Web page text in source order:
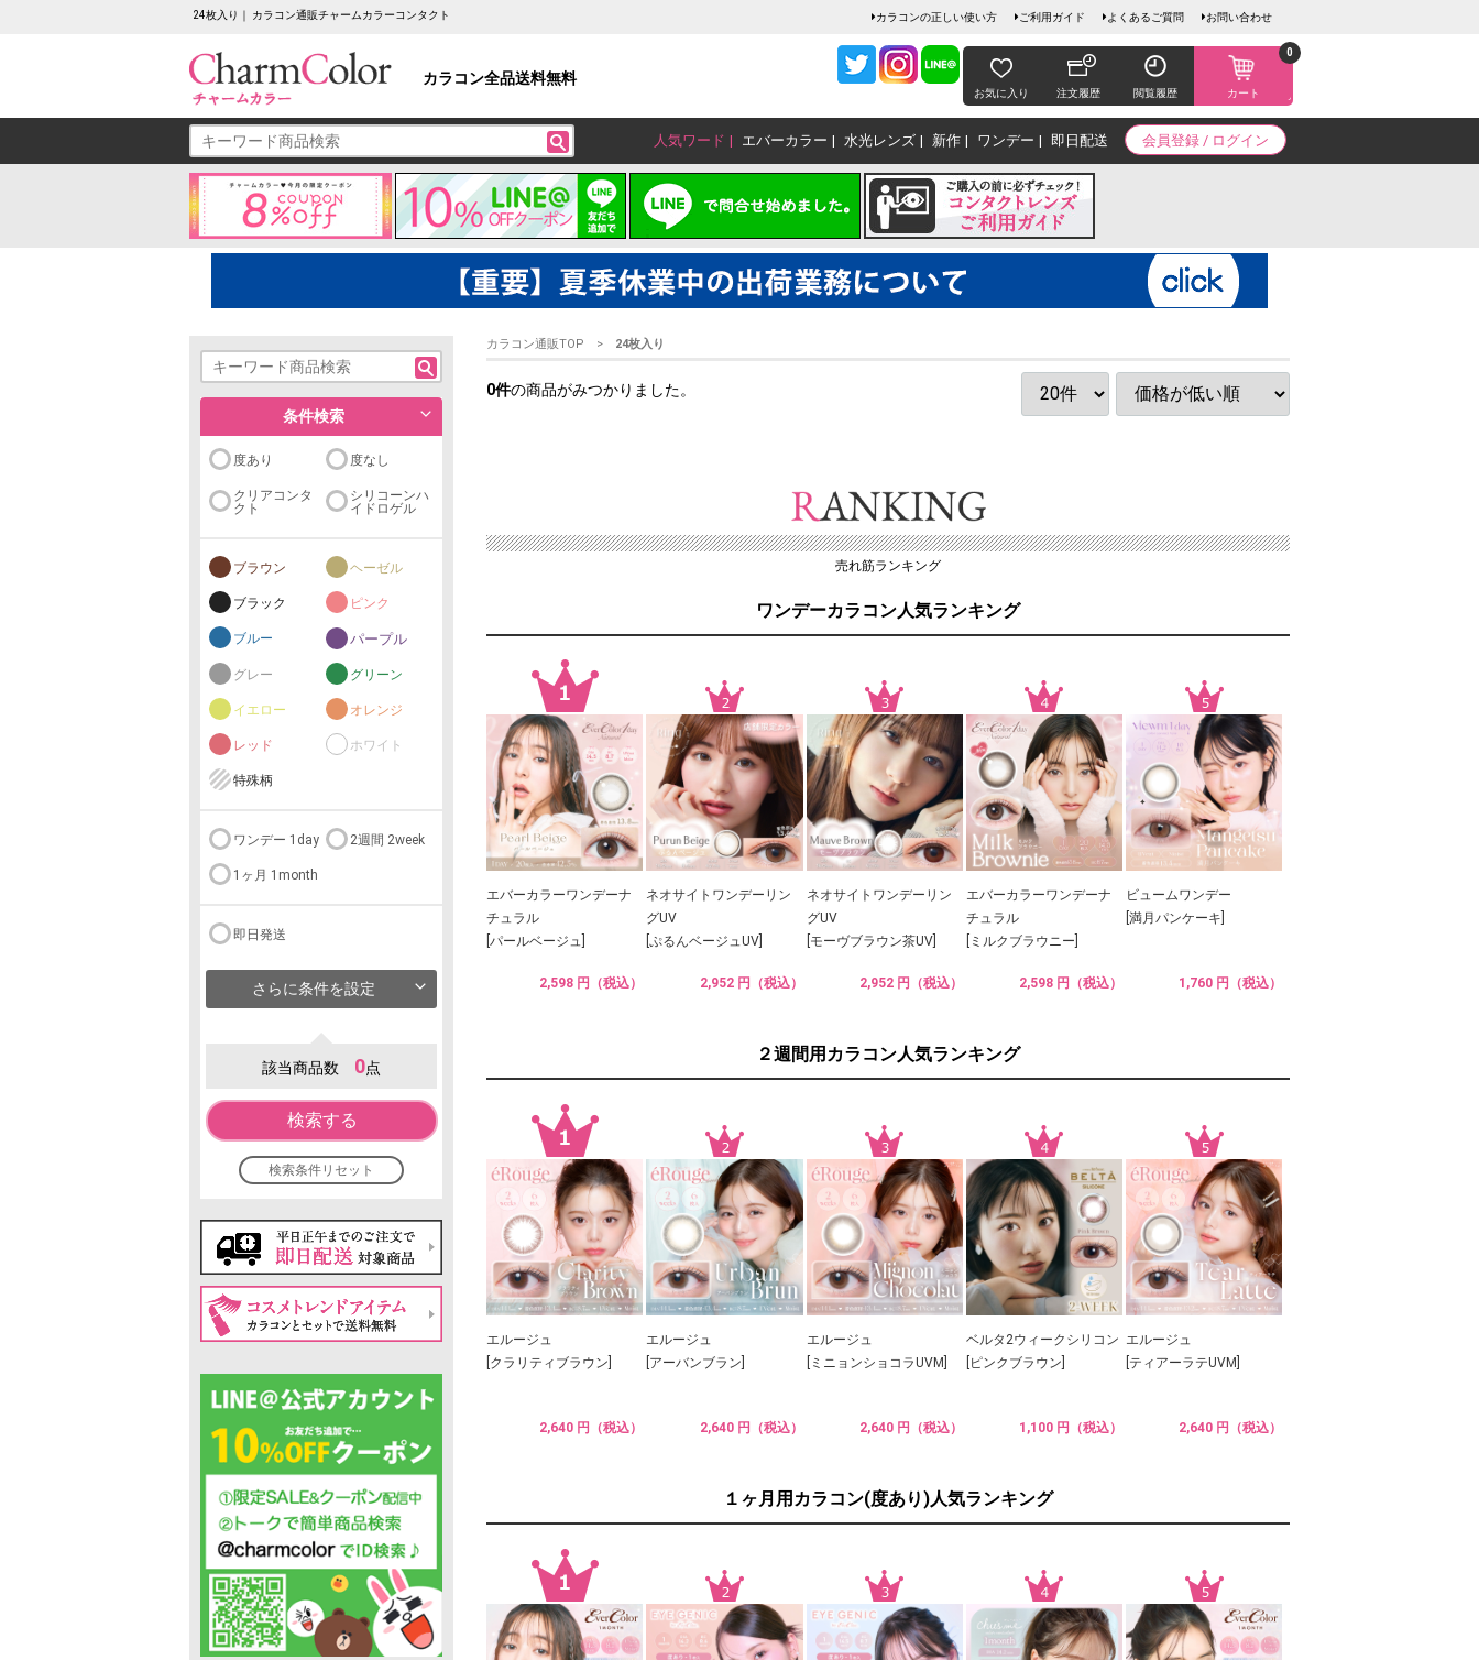
24枚入り｜ カラコン通販チャームカラーコンタクト カラコンの正しい使い方 ご利用ガイド よくあるご質問 お問い合わせ
カラコン全品送料無料
お気に入り 注文履歴 閲覧履歴 カート
0
会員登録 / ログイン
人気ワード エバーカラー 水光レンズ 新作 ワンデー 即日配送
条件検索
度あり 度なし
クリアコンタ
クト
シリコーンハ
イドロゲル
ブラウン ヘーゼル
ブラック ピンク
ブルー パープル
グレー グリーン
イエロー オレンジ
レッド ホワイト
特殊柄
ワンデー 1day 2週間 2week
1ヶ月 1month
即日発送
さらに条件を設定
該当商品数 0点
検索する
検索条件リセット
カラコン通販TOP 24枚入り
0件の商品がみつかりました。
売れ筋ランキング
ワンデーカラコン人気ランキング
エバーカラーワンデーナ
チュラル
[パールベージュ]
2,598 円（税込）
ネオサイトワンデーリン
グUV
[ぷるんベージュUV]
2,952 円（税込）
ネオサイトワンデーリン
グUV
[モーヴブラウン茶UV]
2,952 円（税込）
エバーカラーワンデーナ
チュラル
[ミルクブラウニー]
2,598 円（税込）
ビュームワンデー
[満月パンケーキ]
1,760 円（税込）
２週間用カラコン人気ランキング
エルージュ
[クラリティブラウン]
2,640 円（税込）
エルージュ
[アーバンブラン]
2,640 円（税込）
エルージュ
[ミニョンショコラUVM]
2,640 円（税込）
ベルタ2ウィークシリコン
[ピンクブラウン]
1,100 円（税込）
エルージュ
[ティアーラテUVM]
2,640 円（税込）
１ヶ月用カラコン(度あり)人気ランキング